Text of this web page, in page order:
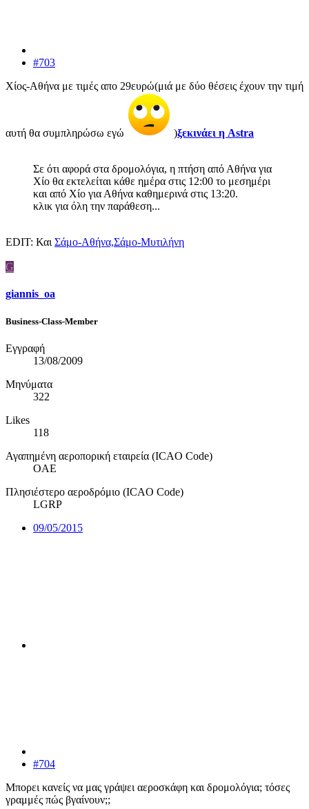
#703
Χίος-Αθήνα με τιμές απο 29ευρώ(μιά με δύο θέσεις έχουν την τιμή
αυτή θα συμπληρώσω εγώ )ξεκινάει η Astra
Σε ότι αφορά στα δρομολόγια, η πτήση από Αθήνα για
Χίο θα εκτελείται κάθε ημέρα στις 12:00 το μεσημέρι
και από Χίο για Αθήνα καθημερινά στις 13:20.
κλικ για όλη την παράθεση...
EDIT: Και Σάμο-Αθήνα,Σάμο-Μυτιλήνη
G
giannis_oa
Business-Class-Member
Εγγραφή
13/08/2009
Μηνύματα
322
Likes
118
Αγαπημένη αεροπορική εταιρεία (ICAO Code)
OAE
Πλησιέστερο αεροδρόμιο (ICAO Code)
LGRP
09/05/2015
#704
Μπορει κανείς να μας γράψει αεροσκάφη και δρομολόγια; τόσες
γραμμές πώς βγαίνουν;;